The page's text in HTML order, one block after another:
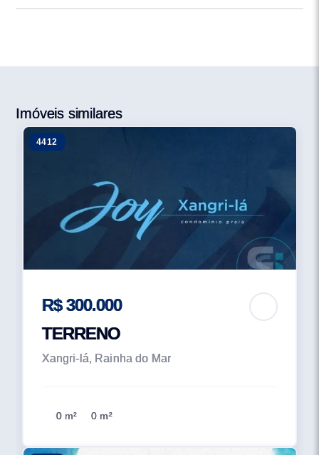
Imóveis similares
4412
R$ 300.000
TERRENO
Xangri-lá, Rainha do Mar
0 m² 0 m²